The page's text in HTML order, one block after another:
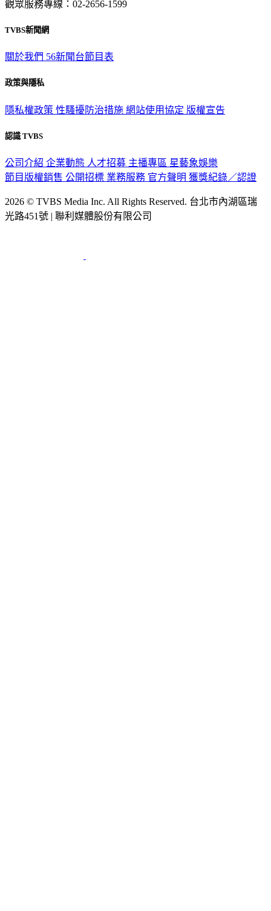
觀眾服務專線：02-2656-1599
TVBS新聞網
關於我們 56新聞台節目表
政策與隱私
隱私權政策 性騷擾防治措施 網站使用協定 版權宣告
認識 TVBS
公司介紹 企業動態 人才招募 主播專區 星藝象娛樂
節目版權銷售 公開招標 業務服務 官方聲明 獲獎紀錄／認證
2026 © TVBS Media Inc. All Rights Reserved. 台北市內湖區瑞
光路451號 | 聯利媒體股份有限公司